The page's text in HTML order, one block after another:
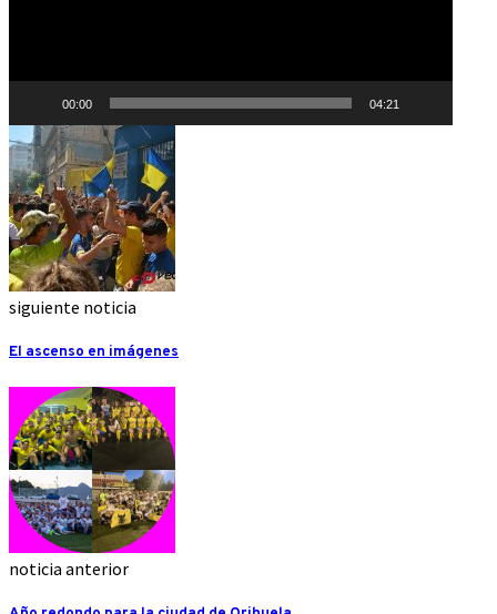
00:00 04:21
siguiente noticia
El ascenso en imágenes
noticia anterior